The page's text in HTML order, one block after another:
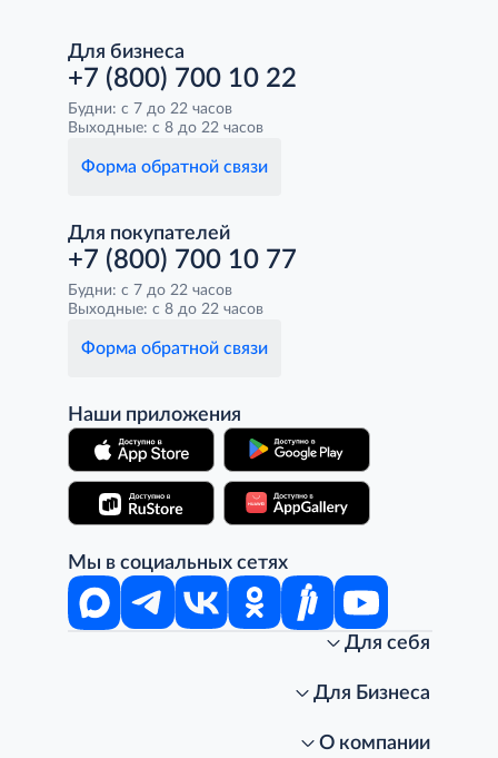
Для бизнеса
+7 (800) 700 10 22
Будни: с 7 до 22 часов
Выходные: с 8 до 22 часов
Форма обратной связи
Для покупателей
+7 (800) 700 10 77
Будни: с 7 до 22 часов
Выходные: с 8 до 22 часов
Форма обратной связи
Наши приложения
Мы в социальных сетях
Для себя
Стань клиентом METRO
Для Бизнеса
О компании